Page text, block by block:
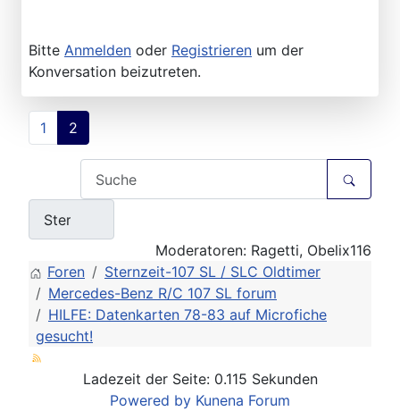
Bitte Anmelden oder Registrieren um der
Konversation beizutreten.
1 2
Moderatoren: Ragetti, Obelix116
Foren
Sternzeit-107 SL / SLC Oldtimer
Mercedes-Benz R/C 107 SL forum
HILFE: Datenkarten 78-83 auf Microfiche
gesucht!
Ladezeit der Seite: 0.115 Sekunden
Powered by Kunena Forum